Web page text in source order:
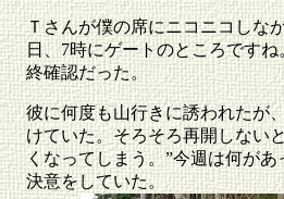
Ｔさんが僕の席にニコニコしな
日、7時にゲートのところです
終確認だった。
彼に何度も山行きに誘われたが
けていた。そろそろ再開しない
くなってしまう。”今週は何があ
決意をしていた。